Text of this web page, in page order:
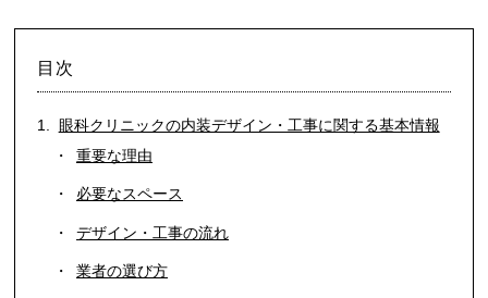
目次
眼科クリニックの内装デザイン・工事に関する基本情報
重要な理由
必要なスペース
デザイン・工事の流れ
業者の選び方